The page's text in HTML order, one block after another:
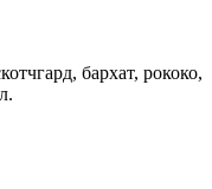
бархат, рококо,